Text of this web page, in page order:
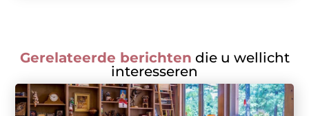
Gerelateerde berichten die u wellicht
interesseren